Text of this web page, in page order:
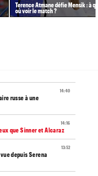
Terence Atmane défie Mensik : à
où voir le match ?
14:40
russe à une
14:16
que Sinner et Alcaraz
13:52
depuis Serena